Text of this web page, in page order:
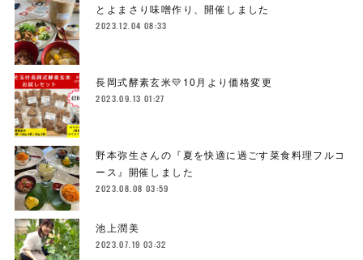
とよまさり味噌作り、開催しました
2023.12.04 08:33
長岡式酵素玄米💛10月より価格変更
2023.09.13 01:27
野本弥生さんの『夏を快適に過ごす菜食料理フルコ
ース』開催しました
2023.08.08 03:59
池上潤美
2023.07.19 03:32